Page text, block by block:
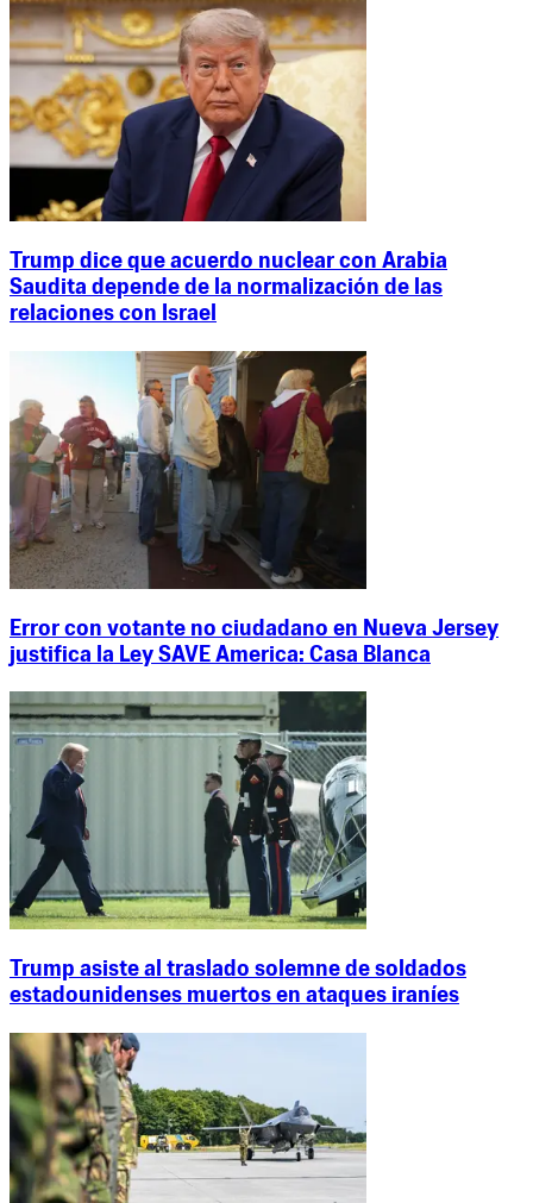
Trump dice que acuerdo nuclear con Arabia
Saudita depende de la normalización de las
relaciones con Israel
Error con votante no ciudadano en Nueva Jersey
justifica la Ley SAVE America: Casa Blanca
Trump asiste al traslado solemne de soldados
estadounidenses muertos en ataques iraníes